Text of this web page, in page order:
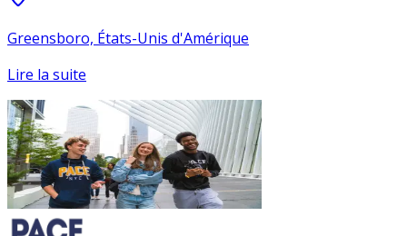
Greensboro, États-Unis d'Amérique
Lire la suite